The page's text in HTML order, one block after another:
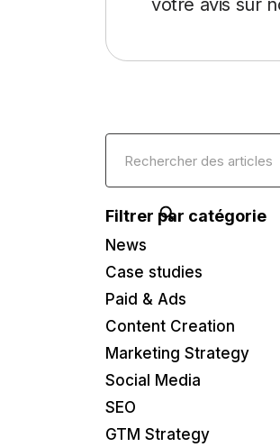
votre avis sur
Filtrer par catégorie
News
Case studies
Paid & Ads
Content Creation
Marketing Strategy
Social Media
SEO
GTM Strategy